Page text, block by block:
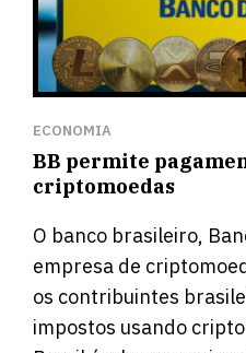
ECONOMIA
BB permite
criptomoedas
O banco brasileiro,
empresa de
os contribuintes
impostos usando